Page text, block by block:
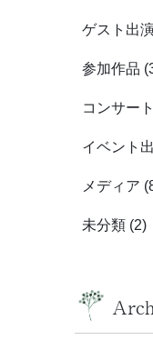
ゲスト出
参加作品
コンサート
イベント
メディア
未分類(2)